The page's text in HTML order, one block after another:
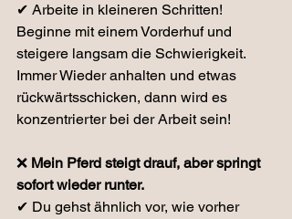
✔ Arbeite in kleineren Schritten!
Beginne mit einem Vorderhuf und
steigere langsam die Schwierigkeit.
Immer Wieder anhalten und etwas
rückwärtsschicken, dann wird es
konzentrierter bei der Arbeit sein!
❌ Mein Pferd steigt drauf, aber springt
sofort wieder runter.
✔ Du gehst ähnlich vor, wie vorher